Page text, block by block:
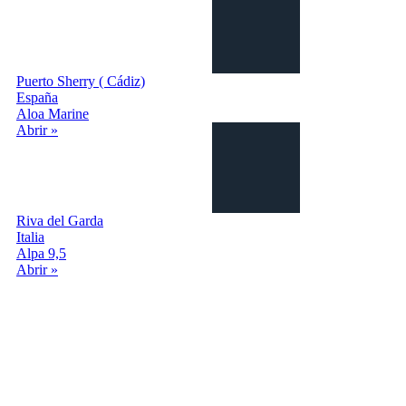
Puerto Sherry ( Cádiz)
España
Aloa Marine
Abrir »
Riva del Garda
Italia
Alpa 9,5
Abrir »